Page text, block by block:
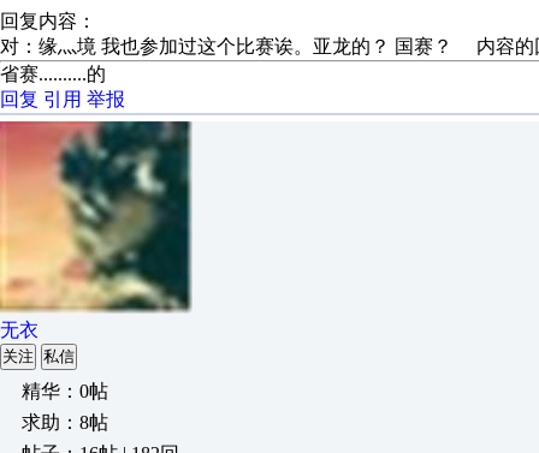
回复内容：
对：缘灬境 我也参加过这个比赛诶。亚龙的？ 国赛？ 内容的
省赛..........的
回复 引用 举报
无衣
关注 私信
精华：0帖
求助：8帖